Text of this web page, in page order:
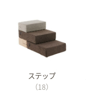
ステップ
（18）